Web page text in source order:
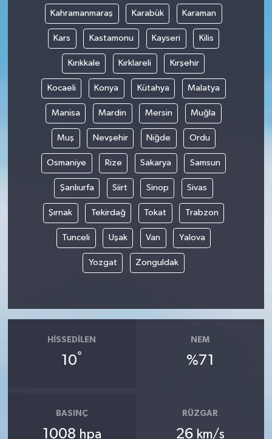
Kahramanmaraş Karabük Karaman
Kars Kastamonu Kayseri Kilis
Kırıkkale Kırklareli Kırşehir
Kocaeli Konya Kütahya Malatya
Manisa Mardin Mersin Muğla
Muş Nevşehir Niğde Ordu
Osmaniye Rize Sakarya Samsun
Şanlıurfa Siirt Sinop Sivas
Şırnak Tekirdağ Tokat Trabzon
Tunceli Uşak Van Yalova
Yozgat Zonguldak
HISSEDILEN
10°
NEM
%71
BASINÇ
1008 hpa
RÜZGAR
26 km/s